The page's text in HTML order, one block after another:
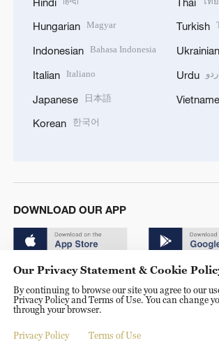
Hungarian Magyar
Indonesian Bahasa Indonesia
Italian Italiano
Japanese 日本語
Korean 한국어
Turkish
Ukrainian
Urdu
DOWNLOAD OUR APP
© China Radio International.CRI. All Rights
Shijingshan Road, Beijing, China. 100040
Our Privacy Statement & Cookie
By continuing to browse our site you agree to our
Privacy Policy and Terms of Use. You can change
through your browser.
Privacy Policy Terms of Use